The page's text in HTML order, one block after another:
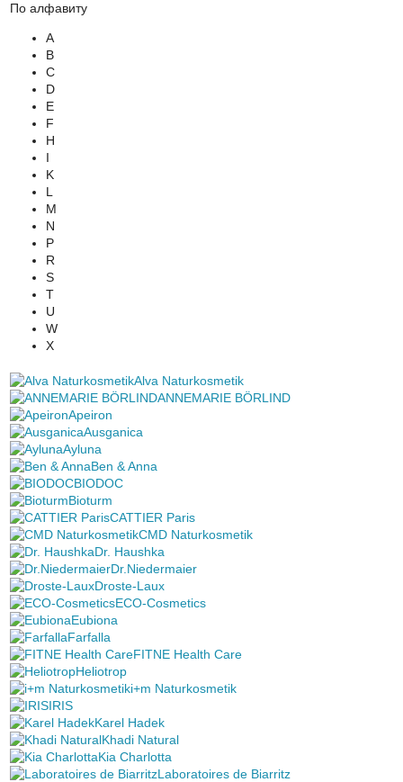
По алфавиту
A
B
C
D
E
F
H
I
K
L
M
N
P
R
S
T
U
W
X
Alva Naturkosmetik
ANNEMARIE BÖRLIND
Apeiron
Ausganica
Ayluna
Ben & Anna
BIODOC
Bioturm
CATTIER Paris
CMD Naturkosmetik
Dr. Haushka
Dr.Niedermaier
Droste-Laux
ECO-Cosmetics
Eubiona
Farfalla
FITNE Health Care
Heliotrop
i+m Naturkosmetik
IRIS
Karel Hadek
Khadi Natural
Kia Charlotta
Laboratoires de Biarritz